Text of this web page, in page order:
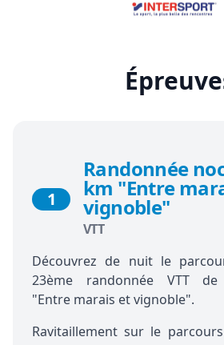
1
Randonnée
km "Entre
vignoble"
VTT
Découvrez de nuit le
23ème randonnée VTT de
"Entre marais et vignoble".
Ravitaillement sur le